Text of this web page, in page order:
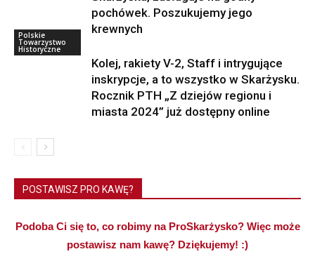
pochówek. Poszukujemy jego
krewnych
Polskie
Towarzystwo
Historyczne
Kolej, rakiety V-2, Staff i intrygujące
inskrypcje, a to wszystko w Skarżysku.
Rocznik PTH „Z dziejów regionu i
miasta 2024” już dostępny online
POSTAWISZ PRO KAWĘ?
Podoba Ci się to, co robimy na ProSkarżysko? Więc może
postawisz nam kawę? Dziękujemy! :)